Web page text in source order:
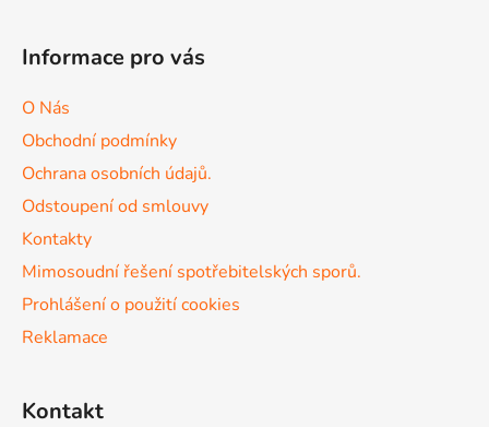
Informace pro vás
O Nás
Obchodní podmínky
Ochrana osobních údajů.
Odstoupení od smlouvy
Kontakty
Mimosoudní řešení spotřebitelských sporů.
Prohlášení o použití cookies
Reklamace
Kontakt